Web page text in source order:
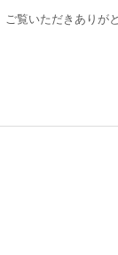
ご覧いただきありが